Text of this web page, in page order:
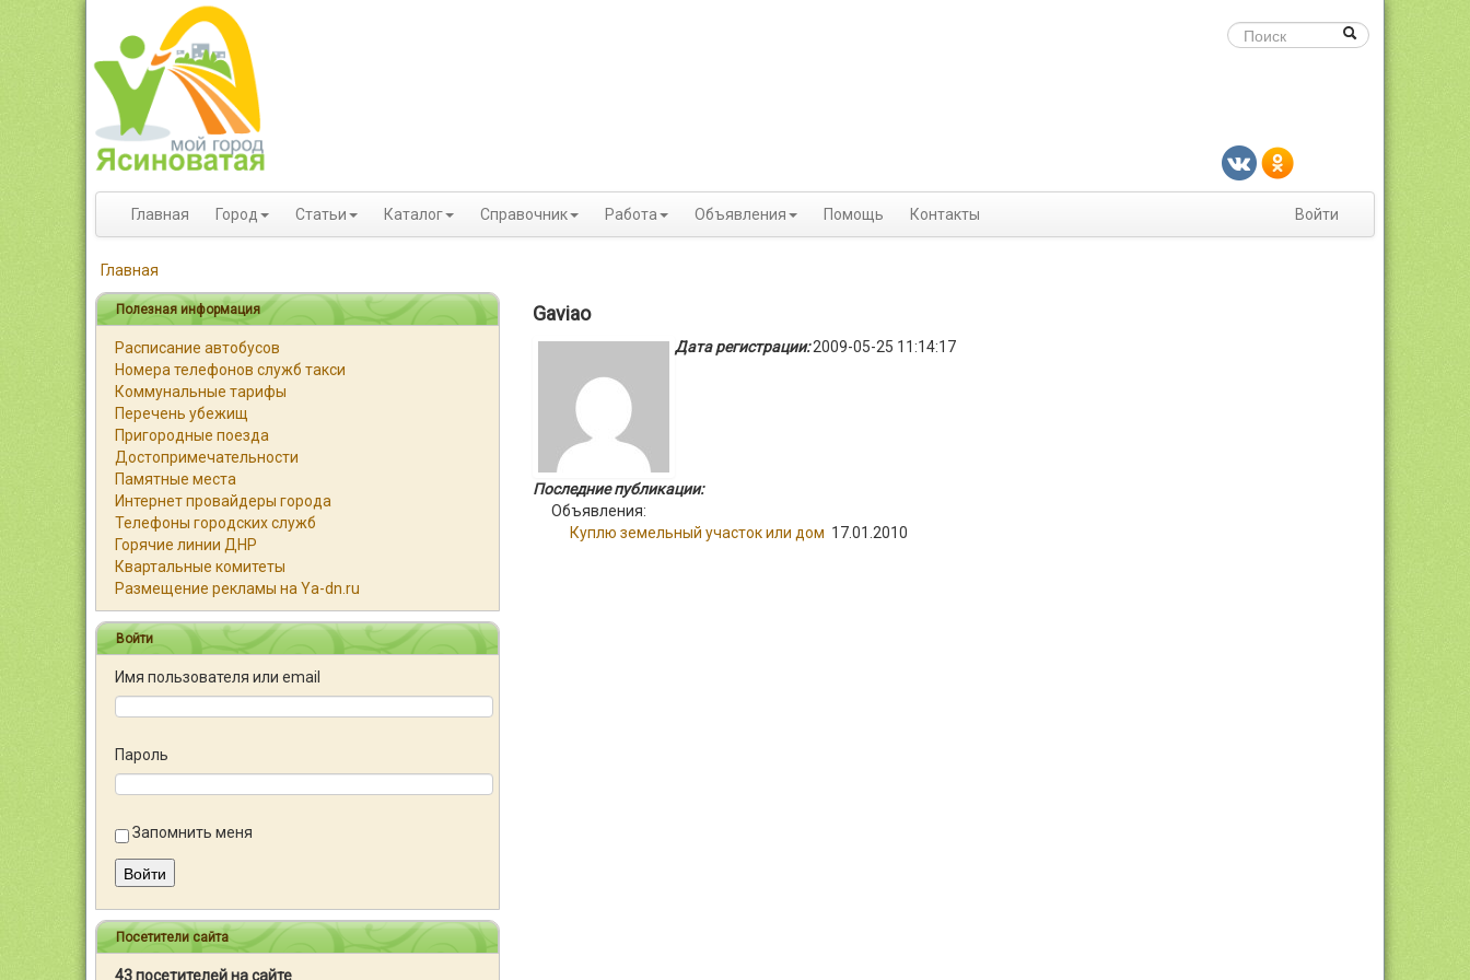
Главная Город Статьи Каталог Справочник Работа Объявления Помощь Контакты Войти
Главная
Полезная информация
Расписание автобусов
Номера телефонов служб такси
Коммунальные тарифы
Перечень убежищ
Пригородные поезда
Достопримечательности
Памятные места
Интернет провайдеры города
Телефоны городских служб
Горячие линии ДНР
Квартальные комитеты
Размещение рекламы на Ya-dn.ru
Войти
Имя пользователя или email
Пароль
Запомнить меня
Войти
Посетители сайта
43 посетителей на сайте
Gaviao
Дата регистрации:2009-05-25 11:14:17
Последние публикации:
Объявления:
Куплю земельный участок или дом 17.01.2010